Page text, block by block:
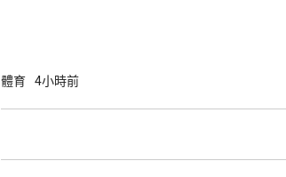
加盟是希望為特拉布宗奪取錦標及榮譽。 特拉
體育 4小時前